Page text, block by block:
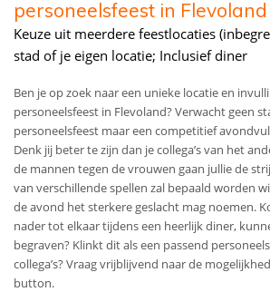
personeelsfeest in Flevoland
Keuze uit meerdere feestlocaties
stad of je eigen locatie; Inclusief diner
Ben je op zoek naar een unieke locatie en
personeelsfeest in Flevoland? Verwacht geen
personeelsfeest maar een competitief
Denk jij beter te zijn dan je collega’s van het
de mannen tegen de vrouwen gaan jullie de
van verschillende spellen zal bepaald worden
de avond het sterkere geslacht mag noemen.
nader tot elkaar tijdens een heerlijk diner,
begraven? Klinkt dit als een passend
collega’s? Vraag vrijblijvend naar de
button.